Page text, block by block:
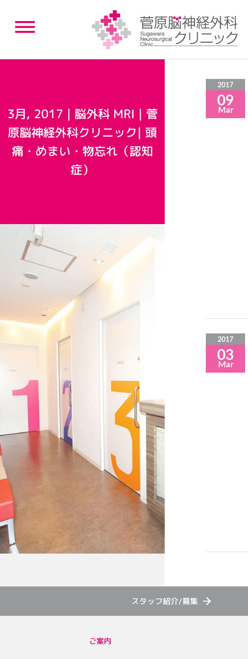
3月, 2017 | 脳外科 MRI | 菅
原脳神経外科クリニック| 頭
痛・めまい・物忘れ（認知
症）
2017
09
Mar
2017
03
Mar
スタッフ紹介/募集
ご案内